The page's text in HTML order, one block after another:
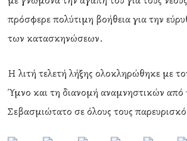
πρόσφερε πολύτιμη βοήθεια για την
των κατασκηνώσεων.
Η λιτή τελετή λήξης ολοκληρώθηκε με
Ύμνο και τη διανομή αναμνηστικών από
Σεβασμιώτατο σε όλους τους